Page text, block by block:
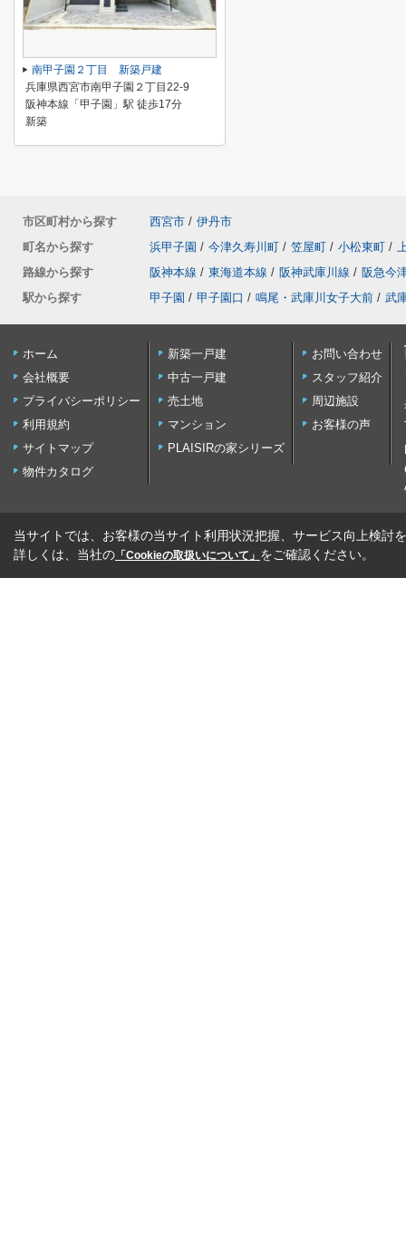
南甲子園２丁目 新築戸建
兵庫県西宮市南甲子園２丁目22-9
阪神本線「甲子園」駅 徒歩17分
新築
市区町村から探す 西宮市 / 伊丹市
町名から探す
浜甲子園 / 今津久寿川町 / 笠屋町 / 小松東町 /
路線から探す
阪神本線 / 東海道本線 / 阪神武庫川線 / 阪急今
駅から探す
甲子園 / 甲子園口 / 鳴尾・武庫川女子大前 / 武
ホーム
会社概要
プライバシーポリシー
利用規約
サイトマップ
物件カタログ
新築一戸建
中古一戸建
売土地
マンション
PLAISIRの家シリーズ
お問い合わせ
スタッフ紹介
周辺施設
お客様の声
当サイトでは、お客様の当サイト利用状況把握、サービス向上検討
詳しくは、当社の 「Cookieの取扱いについて」 をご確認ください。